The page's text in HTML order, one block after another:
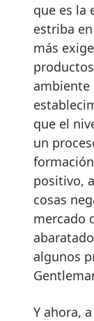
que es la
estriba
más
ambiente
que el
un
positivo,
cosas
mercado
algunos
Y ahora,